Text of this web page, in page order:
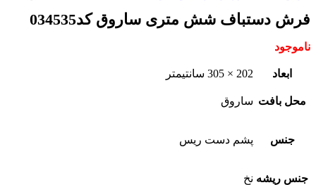
فرش دستباف شش متری ساروق کد034535
ناموجود
ابعاد 202 × 305 سانتیمتر
محل بافت ساروق
جنس پشم دست ریس
جنس ریشه نخ